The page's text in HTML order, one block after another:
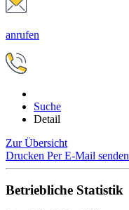
anrufen
Suche
Detail
Zur Übersicht
Drucken Per E-Mail senden
Betriebliche Statistik